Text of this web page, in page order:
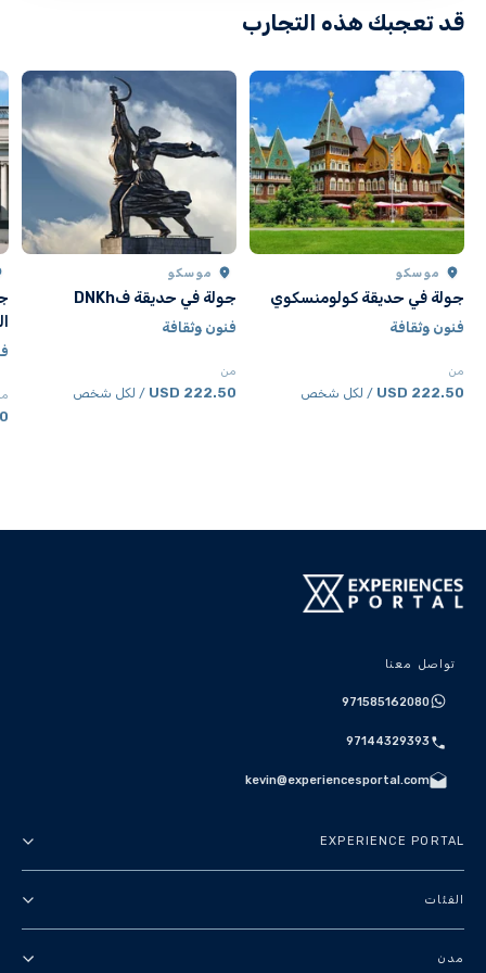
تتوفر غرفة رضاعة مخصصة للأمهات المرضعات.
خيارات الطعام والشراب متاحة. المزيد من التفاصيل قريبًا.
جميع الحجوزات نهائية. لا استرداد للرسوم. لا إلغاء.
قد تعجبك هذه التجارب
موسكو
جولة في حديقة كولومنسكوي
فنون وثقافة
من
222.50 USD / لكل شخص
موسكو
جولة في حديقة فDNKh
فنون وثقافة
من
222.50 USD / لكل شخص
تواصل معنا
971585162080
97144329393
kevin@experiencesportal.com
EXPERIENCE PORTAL
سياسة الخصوصية
الفئات
مدن